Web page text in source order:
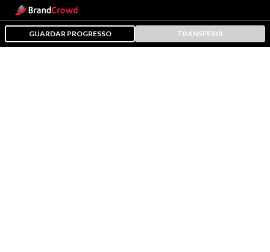
GUARDAR PROGRESSO TRANSFERIR